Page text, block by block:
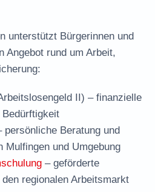
unterstützt Bürgerinnen und
Angebot rund um Arbeit,
II) – finanzielle
persönliche Beratung und
Mulfingen und Umgebung
– geförderte
regionalen Arbeitsmarkt